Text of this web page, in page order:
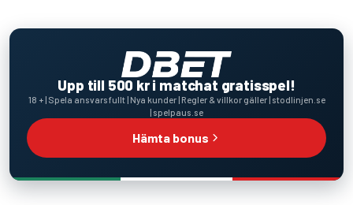
Upp till 500 kr i matchat gratisspel!
18 + | Spela ansvarsfullt | Nya kunder | Regler & villkor gäller | stodlinjen.se
| spelpaus.se
Hämta bonus